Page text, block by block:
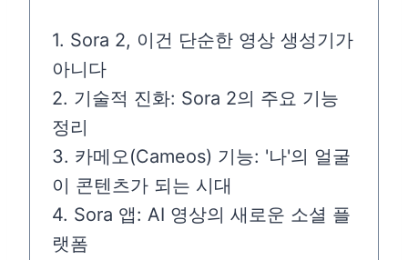
1. Sora 2, 이건 단순한 영상 생성기가
아니다
2. 기술적 진화: Sora 2의 주요 기능
정리
3. 카메오(Cameos) 기능: '나'의 얼굴
이 콘텐츠가 되는 시대
4. Sora 앱: AI 영상의 새로운 소셜 플
랫폼